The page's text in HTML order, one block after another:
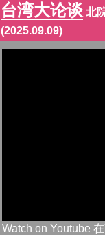
台湾大论谈 北
(2025.09.09)
Watch on Youtube